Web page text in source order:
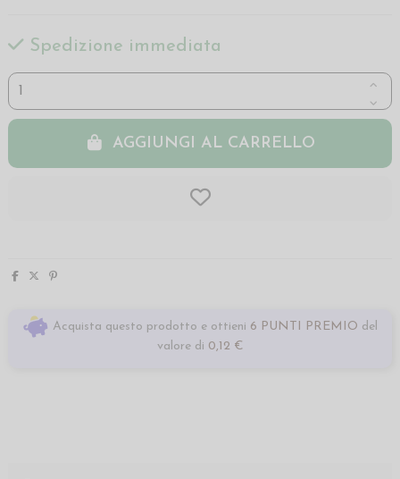
Spedizione immediata
AGGIUNGI AL CARRELLO
Acquista questo prodotto e ottieni 6 PUNTI PREMIO del
valore di 0,12 €